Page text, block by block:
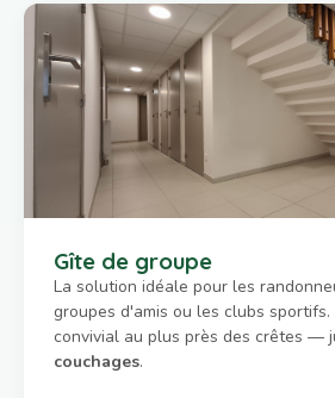
Gîte de groupe
La solution idéale pour les
groupes d'amis ou les clubs
convivial au plus près des crêtes —
couchages.